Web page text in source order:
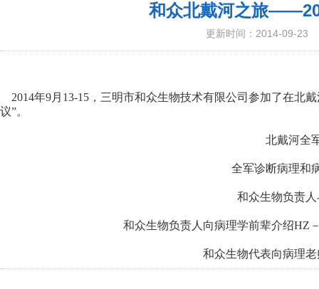
和众北戴河之旅
更新时间：2014-09-23
2014年9月13-15，三明市和众生物技术有限公司参加了在北
议”。
北戴河全
全军诊断病理和
和众生物负责
和众生物负责人向病理学前辈介绍HZ
和众生物代表向病理